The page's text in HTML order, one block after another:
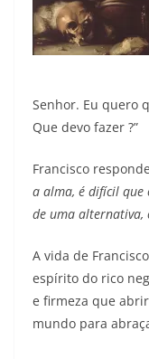
Senhor. Eu quero
Que devo fazer ?”
Francisco
a alma, é difícil que
de uma alternativa,
A vida de
espírito do rico
e firmeza que
mundo para